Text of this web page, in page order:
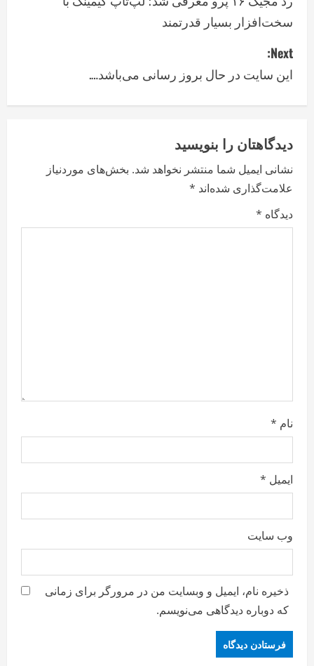
s
t
n
v
i
g
a
سخت‌افزار بسیار قدرتمند
Next:
این سایت در حال بروز رسانی می‌باشد….
دیدگاهتان را بنویسید
نشانی ایمیل شما منتشر نخواهد شد. بخش‌های موردنیاز
علامت‌گذاری شده‌اند *
دیدگاه *
نام *
ایمیل *
وب‌ سایت
ذخیره نام، ایمیل و وبسایت من در مرورگر برای زمانی
که دوباره دیدگاهی می‌نویسم.